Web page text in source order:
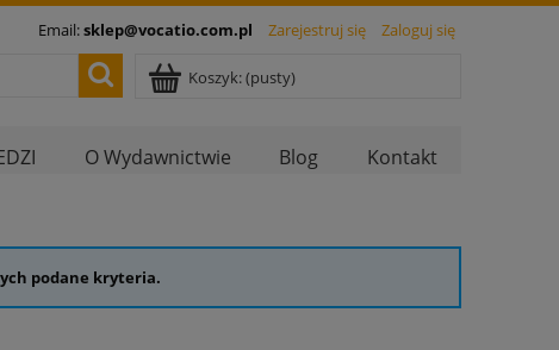
Email:sklep@vocatio.com.pl Zarejestruj się Zaloguj się
Koszyk:(pusty)
O Wydawnictwie Blog Kontakt
podane kryteria.